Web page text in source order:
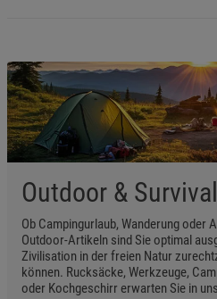
Outdoor & Survival
Ob Campingurlaub, Wanderung oder
Outdoor-Artikeln sind Sie optimal
Zivilisation in der freien Natur
können. Rucksäcke, Werkzeuge,
oder Kochgeschirr erwarten Sie in